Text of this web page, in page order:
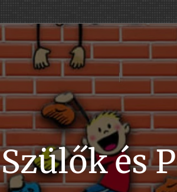
Szülők és